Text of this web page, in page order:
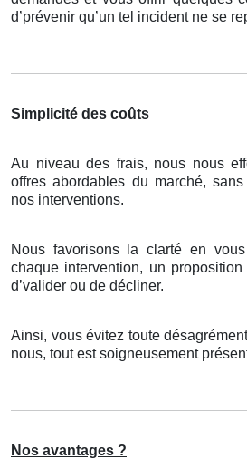
d’prévenir qu’un tel incident ne se
Simplicité des coûts
Au niveau des frais, nous nous
offres abordables du marché,
nos interventions.
Nous favorisons la clarté en
chaque intervention, un
d’valider ou de décliner.
Ainsi, vous évitez toute
nous, tout est soigneusement
Nos avantages ?